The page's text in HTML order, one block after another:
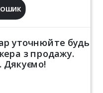
уточнюйте будь
з продажу.
Дякуємо!